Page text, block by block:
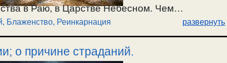
в Раю, в Царстве Небесном. Чем
в Раю, от которых все прежние
сказки о перерождении. Жизнь на
грехах переходит за гроб, и там
Блаженство, Реинкарнация развернуть
о причине страданий.